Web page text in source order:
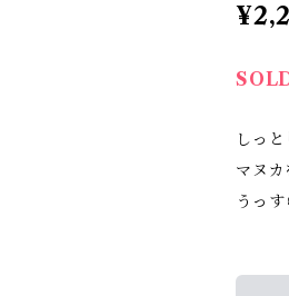
しっと
マヌ
うっ